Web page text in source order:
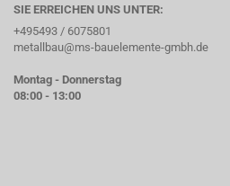
SIE ERREICHEN UNS UNTER:
+495493 / 6075801
metallbau@ms-bauelemente-gmbh.de
Montag - Donnerstag
08:00 - 13:00